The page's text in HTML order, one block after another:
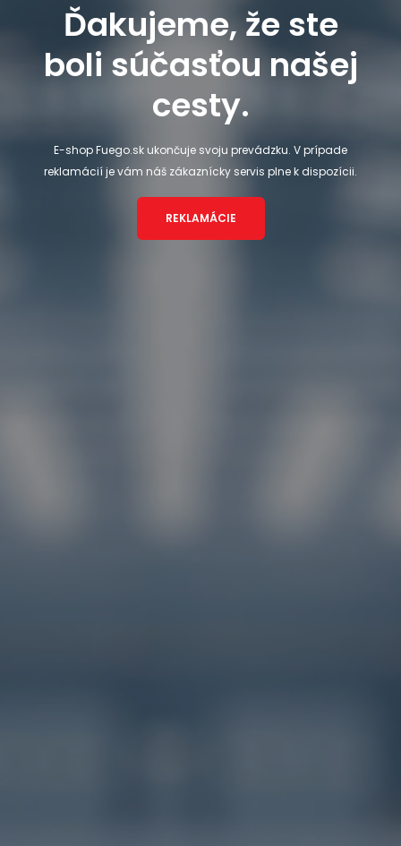
Ďakujeme, že ste
boli súčasťou našej
cesty.
E-shop Fuego.sk ukončuje svoju prevádzku. V prípade
reklamácií je vám náš zákaznícky servis plne k dispozícii.
REKLAMÁCIE